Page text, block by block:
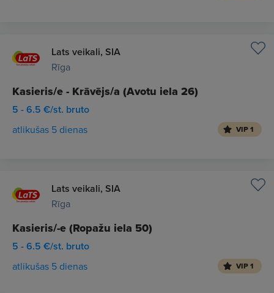
Lats veikali, SIA
Rīga
Kasieris/e - Krāvējs/a (Avotu iela 26)
5 - 6.5 €/st. bruto
atlikušas 5 dienas VIP 1
Lats veikali, SIA
Rīga
Kasieris/-e (Ropažu iela 50)
5 - 6.5 €/st. bruto
atlikušas 5 dienas VIP 1